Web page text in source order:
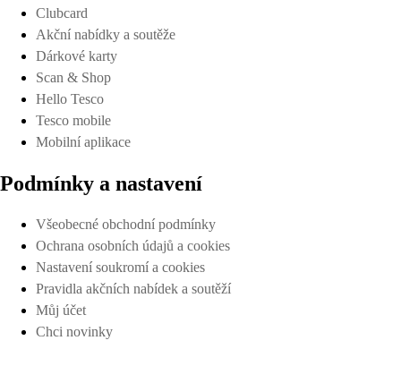
Clubcard
Akční nabídky a soutěže
Dárkové karty
Scan & Shop
Hello Tesco
Tesco mobile
Mobilní aplikace
Podmínky a nastavení
Všeobecné obchodní podmínky
Ochrana osobních údajů a cookies
Nastavení soukromí a cookies
Pravidla akčních nabídek a soutěží
Můj účet
Chci novinky